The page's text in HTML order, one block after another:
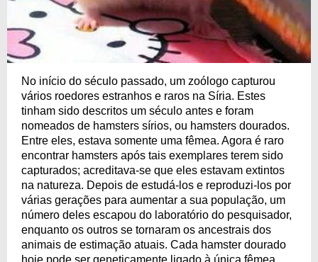
No início do século passado, um zoólogo capturou
vários roedores estranhos e raros na Síria. Estes
tinham sido descritos um século antes e foram
nomeados de hamsters sírios, ou hamsters dourados.
Entre eles, estava somente uma fêmea. Agora é raro
encontrar hamsters após tais exemplares terem sido
capturados; acreditava-se que eles estavam extintos
na natureza. Depois de estudá-los e reproduzi-los por
várias gerações para aumentar a sua população, um
número deles escapou do laboratório do pesquisador,
enquanto os outros se tornaram os ancestrais dos
animais de estimação atuais. Cada hamster dourado
hoje pode ser geneticamente ligado à única fêmea